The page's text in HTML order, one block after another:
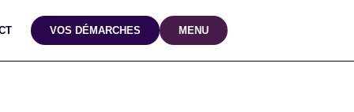
VOS DÉMARCHES MENU